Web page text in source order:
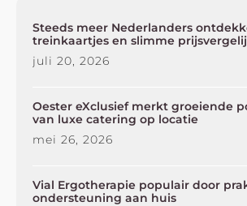
Steeds meer Nederlanders
treinkaartjes en slimme
juli 20, 2026
Oester eXclusief merkt groeiende
van luxe catering op locatie
mei 26, 2026
Vial Ergotherapie populair door
ondersteuning aan huis